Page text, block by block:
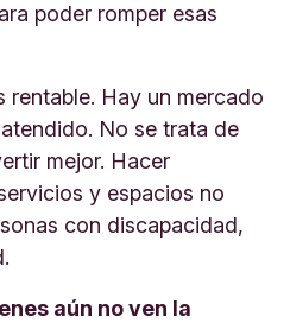
poder romper esas
rentable. Hay un mercado
No se trata de
mejor. Hacer
y espacios no
con discapacidad,
aún no ven la